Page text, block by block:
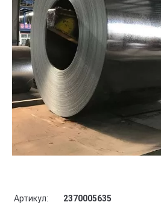
Артикул:
2370005635